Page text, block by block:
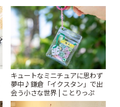
キュートなミニチュアに思わず
夢中♪鎌倉「イクスタン」で出
会う小さな世界 | ことりっぷ